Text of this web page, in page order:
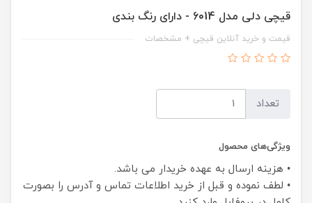
قیچی دلی مدل 6014 - دارای رنگ بندی
قیمت و خرید آنلاین قیچی + مشخصات
تعداد
ویژگی‌های محصول
• هزینه ارسال به عهده خریدار می باشد.
• لطف نموده و قبل از خرید اطلاعات تماس و آدرس را بصورت